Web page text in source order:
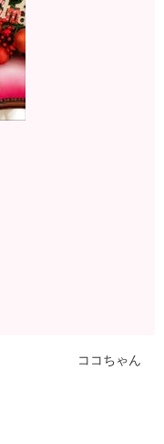
ココちゃん